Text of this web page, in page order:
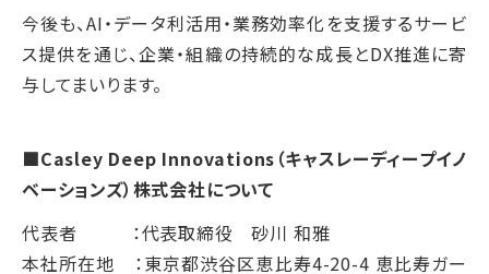
今後も、AI・データ利活用・業務効率化を支援するサービ
ス提供を通じ、企業・組織の持続的な成長とDX推進に寄
与してまいります。
■Casley Deep Innovations（キャスレーディープイノ
ベーションズ）株式会社について
代表者 ：代表取締役 砂川 和雅
本社所在地 ：東京都渋谷区恵比寿4-20-4 恵比寿ガー